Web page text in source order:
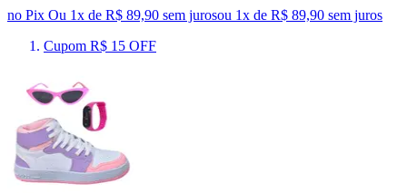
no Pix Ou 1x de R$ 89,90 sem jurosou 1x de R$ 89,90 sem juros
Cupom R$ 15 OFF